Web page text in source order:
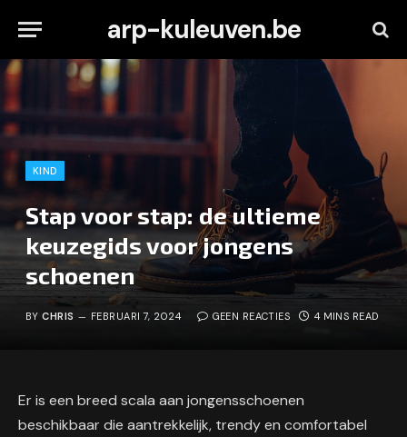
arp-kuleuven.be
KIND
Stap voor stap: de ultieme
keuzegids voor jongens
schoenen
BY CHRIS FEBRUARI 7, 2024 GEEN REACTIES 4 MINS READ
Er is een breed scala aan jongensschoenen
beschikbaar die aantrekkelijk, trendy en comfortabel